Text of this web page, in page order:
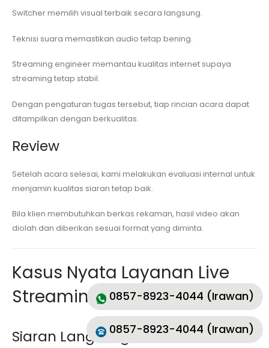
Switcher memilih visual terbaik secara langsung.
Teknisi suara memastikan audio tetap bening.
Streaming engineer memantau kualitas internet supaya
streaming tetap stabil.
Dengan pengaturan tugas tersebut, tiap rincian acara dapat
ditampilkan dengan berkualitas.
Review
Setelah acara selesai, kami melakukan evaluasi internal untuk
menjamin kualitas siaran tetap baik.
Bila klien membutuhkan berkas rekaman, hasil video akan
diolah dan diberikan sesuai format yang diminta.
Kasus Nyata Layanan Live
Streaming
Siaran Langsung Pernikahan
0857-8923-4044 (Irawan)
0857-8923-4044 (Irawan)